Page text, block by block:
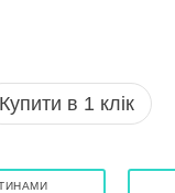
Купити в 1 клік